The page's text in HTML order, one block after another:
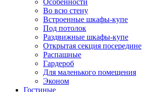
Особенности
Во всю стену
Встроенные шкафы-купе
Под потолок
Раздвижные шкафы-купе
Открытая секция посередине
Распашные
Гардероб
Для маленького помещения
Эконом
Гостиные